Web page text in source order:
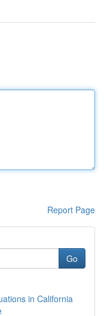
Report Page
Go
in California